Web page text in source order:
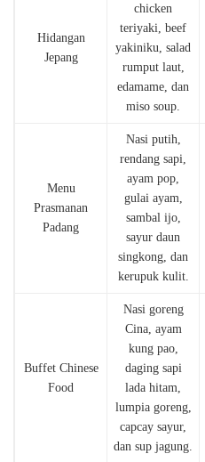
Hidangan
Jepang
chicken
teriyaki, beef
yakiniku, salad
rumput laut,
edamame, dan
miso soup.
Menu
Prasmanan
Padang
Nasi putih,
rendang sapi,
ayam pop,
gulai ayam,
sambal ijo,
sayur daun
singkong, dan
kerupuk kulit.
Buffet Chinese
Food
Nasi goreng
Cina, ayam
kung pao,
daging sapi
lada hitam,
lumpia goreng,
capcay sayur,
dan sup jagung.